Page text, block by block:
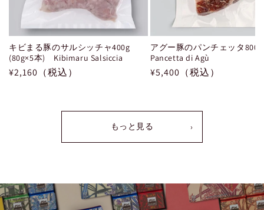
キビまる豚のサルシッチャ400g
(80g×5本) Kibimaru Salsiccia
通
¥2,160（税込）
アグー豚のパンチェッタ
Pancetta di Agù
通
格
¥5,400（税込）
もっと見る ›